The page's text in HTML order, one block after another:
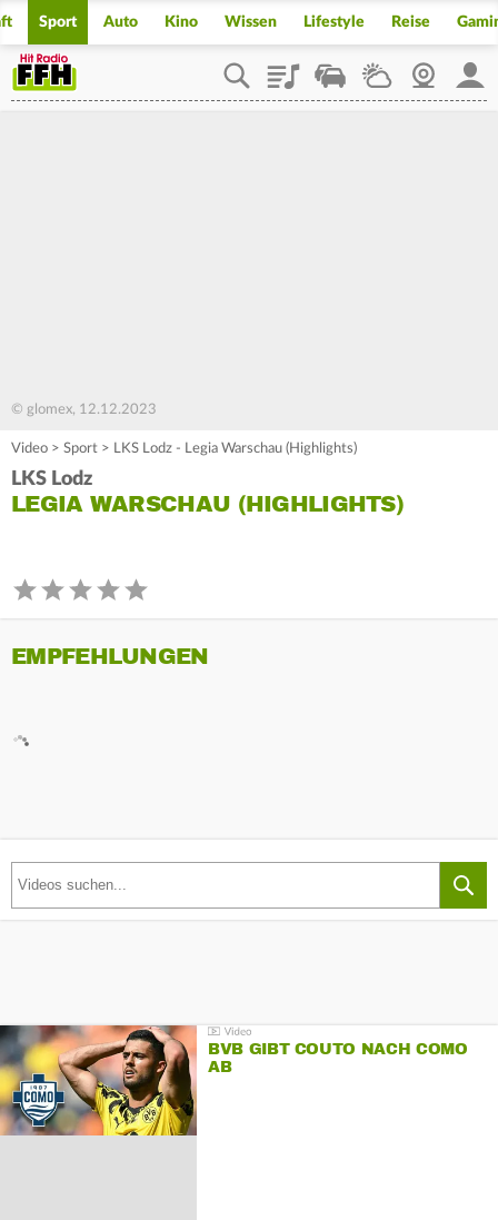
Sport Auto Kino Wissen Lifestyle Reise
PlaylistStaupilotWetterWebcam
© glomex, 12.12.2023
Video > Sport > LKS Lodz - Legia Warschau (Highlights)
LKS Lodz
LEGIA WARSCHAU (HIGHLIGHTS)
EMPFEHLUNGEN
BVB GIBT COUTO NACH COMO
AB